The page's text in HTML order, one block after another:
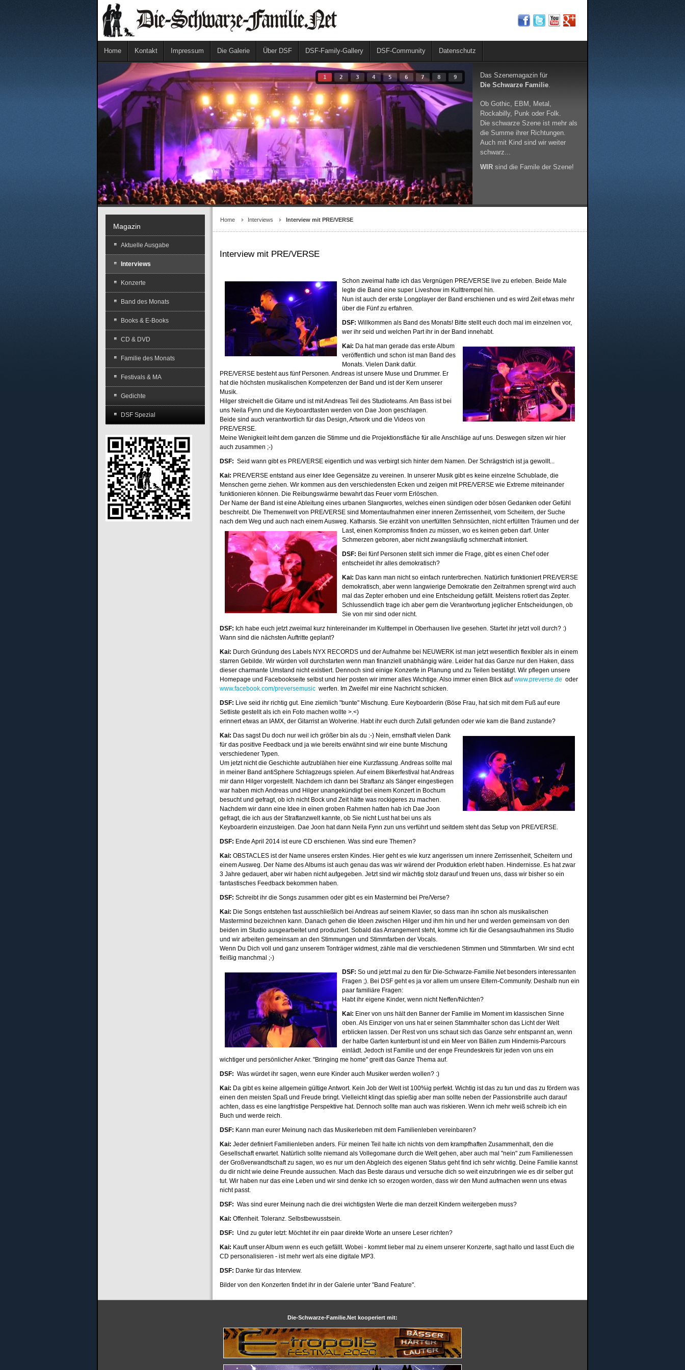
Home Kontakt Impressum Die Galerie Über DSF DSF-Family-Gallery DSF-Community Datenschutz
1 2 3 4 5 6 7 8 9
Das Szenemagazin für
Die Schwarze Familie.
Ob Gothic, EBM, Metal,
Rockabilly, Punk oder Folk.
Die schwarze Szene ist mehr als
die Summe ihrer Richtungen.
Auch mit Kind sind wir weiter
schwarz...
WIR sind die Famile der Szene!
Home Interviews Interview mit PRE/VERSE
Interview mit PRE/VERSE
Schon zweimal hatte ich das Vergnügen PRE/VERSE live zu erleben. Beide Male
legte die Band eine super Liveshow im Kulttrempel hin.
Nun ist auch der erste Longplayer der Band erschienen und es wird Zeit etwas mehr
über die Fünf zu erfahren.
DSF:Willkommen als Band des Monats! Bitte stellt euch doch mal im einzelnen vor,
wer ihr seid und welchen Part ihr in der Band innehabt.
Kai: Da hat man gerade das erste Album
veröffentlich und schon ist man Band des
Monats. Vielen Dank dafür.
PRE/VERSE besteht aus fünf Personen. Andreas ist unsere Muse und Drummer. Er
hat die höchsten musikalischen Kompetenzen der Band und ist der Kern unserer
Musik.
Hilger streichelt die Gitarre und ist mit Andreas Teil des Studioteams. Am Bass ist bei
uns Neila Fynn und die Keyboardtasten werden von Dae Joon geschlagen.
Beide sind auch verantwortlich für das Design, Artwork und die Videos von
PRE/VERSE.
Meine Wenigkeit leiht dem ganzen die Stimme und die Projektionsfläche für alle Anschläge auf uns. Deswegen sitzen wir hier
auch zusammen ;-)
DSF: Seid wann gibt es PRE/VERSE eigentlich und was verbirgt sich hinter dem Namen. Der Schrägstrich ist ja gewollt...
Kai: PRE/VERSE entstand aus einer Idee Gegensätze zu vereinen. In unserer Musik gibt es keine einzelne Schublade, die
Menschen gerne ziehen. Wir kommen aus den verschiedensten Ecken und zeigen mit PRE/VERSE wie Extreme miteinander
funktionieren können. Die Reibungswärme bewahrt das Feuer vorm Erlöschen.
Der Name der Band ist eine Ableitung eines urbanen Slangwortes, welches einen sündigen oder bösen Gedanken oder Gefühl
beschreibt. Die Themenwelt von PRE/VERSE sind Momentaufnahmen einer inneren Zerrissenheit, vom Scheitern, der Suche
nach dem Weg und auch nach einem Ausweg. Katharsis. Sie erzählt von unerfüllten Sehnsüchten, nicht erfüllten Träumen und der
Last, einen Kompromiss finden zu müssen, wo es keinen gebendarf. Unter
Schmerzen geboren, aber nicht zwangsläufig schmerzhaft intoniert.
DSF: Bei fünf Personen stellt sich immer die Frage, gibt es einen Chef oder
entscheidet ihr alles demokratisch?
Kai: Das kann man nicht so einfach runterbrechen. Natürlich funktioniert PRE/VERSE
demokratisch, aber wenn langwierige Demokratie den Zeitrahmen sprengt wird auch
mal das Zepter erhoben und eine Entscheidung gefällt. Meistens rotiert das Zepter.
Schlussendlich trage ich aber gern die Verantwortung jeglicher Entscheidungen, ob
Sie von mir sind oder nicht.
DSF: Ich habe euch jetzt zweimal kurz hintereinander im Kulttempel in Oberhausen live gesehen. Startet ihr jetzt voll durch? :)
Wann sind die nächsten Auftritte geplant?
Kai: Durch Gründung des Labels NYX RECORDS und der Aufnahme bei NEUWERK ist man jetzt wesentlich flexibler als in einem
starren Gebilde. Wir würden voll durchstarten wenn man finanziell unabhängig wäre. Leider hat das Ganze nur den Haken, dass
dieser charmante Umstand nicht existiert. Dennoch sind einige Konzerte in Planung und zu Teilen bestätigt. Wir pflegen unsere
Homepage und Facebookseite selbst und hier posten wir immer alles Wichtige. Also immer einen Blick aufwww.preverse.de oder
www.facebook.com/preversemusic werfen. Im Zweifel mir eine Nachricht schicken.
DSF: Live seid ihr richtig gut. Eine ziemlich "bunte" Mischung. Eure Keyboarderin (Böse Frau, hat sich mit dem Fuß auf eure
Setliste gestellt als ich ein Foto machen wollte >.<)
erinnert etwas an IAMX, der Gitarrist an Wolverine. Habt ihr euch durch Zufall gefunden oder wie kam die Band zustande?
Kai: Das sagst Du doch nur weil ich größer bin als du :-) Nein, ernsthaft vielen Dank
für das positive Feedback und ja wie bereits erwähnt sind wir eine bunte Mischung
verschiedener Typen.
Um jetzt nicht die Geschichte aufzublähen hier eine Kurzfassung. Andreas sollte mal
in meiner Band antiSphere Schlagzeugs spielen. Auf einem Bikerfestival hat Andreas
mir dann Hilger vorgestellt. Nachdem ich dann bei Straftanz als Sänger eingestiegen
war haben mich Andreas und Hilger unangekündigt bei einem Konzert in Bochum
besucht und gefragt, ob ich nicht Bock und Zeit hätte was rockigeres zu machen.
Nachdem wir dann eine Idee in einen groben Rahmen hatten hab ich Dae Joon
gefragt, die ich aus der Straftanzwelt kannte, ob Sie nicht Lust hat bei uns als
Keyboarderin einzusteigen. Dae Joon hat dann Neila Fynn zun uns verführt und seitdem steht das Setup von PRE/VERSE.
DSF: Ende April 2014 ist eure CD erschienen. Was sind eure Themen?
Kai: OBSTACLES ist der Name unseres ersten Kindes. Hier geht es wie kurz angerissen um innere Zerrissenheit, Scheitern und
einem Ausweg. Der Name des Albums ist auch genau das was wir wärend der Produktion erlebt haben. Hindernisse. Es hat zwar
3 Jahre gedauert, aber wir haben nicht aufgegeben. Jetzt sind wir mächtig stolz darauf und freuen uns, dass wir bisher so ein
fantastisches Feedback bekommen haben.
DSF: Schreibt ihr die Songs zusammen oder gibt es ein Mastermind bei Pre/Verse?
Kai: Die Songs entstehen fast ausschließlich bei Andreas auf seinem Klavier, so dass man ihn schon als musikalischen
Mastermind bezeichnen kann. Danach gehen die Ideen zwischen Hilger und ihm hin und her und werden gemeinsam von den
beiden im Studio ausgearbeitet und produziert. Sobald das Arrangement steht, komme ich für die Gesangsaufnahmen ins Studio
und wir arbeiten gemeinsam an den Stimmungen und Stimmfarben der Vocals.
Wenn Du Dich voll und ganz unserem Tonträger widmest, zähle mal die verschiedenen Stimmen und Stimmfarben. Wir sind echt
fleißig manchmal ;-)
DSF: So und jetzt mal zu den für Die-Schwarze-Familie.Net besonders interessanten
Fragen ;). Bei DSF geht es ja vor allem um unsere Eltern-Community. Deshalb nun ein
paar familiäre Fragen:
Habt ihr eigene Kinder, wenn nicht Neffen/Nichten?
Kai: Einer von uns hält den Banner der Familie im Moment im klassischen Sinne
oben. Als Einziger von uns hat er seinen Stammhalter schon das Licht der Welt
erblicken lassen. Der Rest von uns schaut sich das Ganze sehr entspannt an, wenn
der halbe Garten kunterbunt ist und ein Meer von Bällen zum Hindernis-Parcours
einlädt. Jedoch ist Familie und der enge Freundeskreis für jeden von uns ein
wichtiger und persönlicher Anker. "Bringing me home" greift das Ganze Thema auf.
DSF: Was würdet ihr sagen, wenn eure Kinder auch Musiker werden wollen? :)
Kai: Da gibt es keine allgemein gültige Antwort. Kein Job der Welt ist 100%ig perfekt. Wichtig ist das zu tun und das zu fördern was
einen den meisten Spaß und Freude bringt. Vielleicht klingt das spießig aber man sollte neben der Passionsbrille auch darauf
achten, dass es eine langfristige Perspektive hat. Dennoch sollte man auch was riskieren. Wenn ich mehr weiß schreib ich ein
Buch und werde reich.
DSF: Kann man eurer Meinung nach das Musikerleben mit dem Familienleben vereinbaren?
Kai: Jeder definiert Familienleben anders. Für meinen Teil halte ich nichts von dem krampfhaften Zusammenhalt, den die
Gesellschaft erwartet. Natürlich sollte niemand als Vollegomane durch die Welt gehen, aber auch mal "nein" zum Familienessen
der Großverwandtschaft zu sagen, wo es nur um den Abgleich des eigenen Status geht find ich sehr wichtig. Deine Familie kannst
du dir nicht wie deine Freunde aussuchen. Mach das Beste daraus und versuche dich so weit einzubringen wie es dir selber gut
tut. Wir haben nur das eine Leben und wir sind denke ich so erzogen worden, dass wir den Mund aufmachen wenn uns etwas
nicht passt.
DSF: Was sind eurer Meinung nach die drei wichtigsten Werte die man derzeit Kindern weitergeben muss?
Kai: Offenheit. Toleranz. Selbstbewusstsein.
DSF: Und zu guter letzt: Möchtet ihr ein paar direkte Worte an unsere Leser richten?
Kai: Kauft unser Album wenn es euch gefällt. Wobei - kommt lieber mal zu einem unserer Konzerte, sagt hallo und lasst Euch die
CD personalisieren - ist mehr wert als eine digitale MP3.
DSF: Danke für das Interview.
Bilder von den Konzerten findet ihr in der Galerie unter "Band Feature".
Magazin
Aktuelle Ausgabe
Interviews
Konzerte
Band des Monats
Books & E-Books
CD & DVD
Familie des Monats
Festivals & MA
Gedichte
DSF Spezial
Die-Schwarze-Familie.Net kooperiert mit: